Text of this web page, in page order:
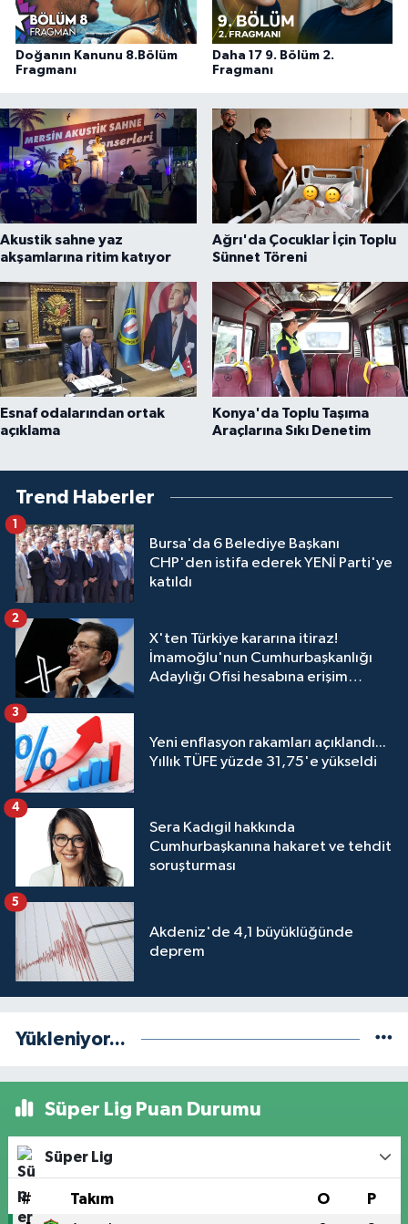
Doğanın Kanunu 8.Bölüm
Fragmanı
Daha 17 9. Bölüm 2.
Fragmanı
Akustik sahne yaz
akşamlarına ritim katıyor
Ağrı'da Çocuklar İçin Toplu
Sünnet Töreni
Esnaf odalarından ortak
açıklama
Konya'da Toplu Taşıma
Araçlarına Sıkı Denetim
Trend Haberler
Bursa'da 6 Belediye Başkanı
CHP'den istifa ederek YENİ Parti'ye
katıldı
1
X'ten Türkiye kararına itiraz!
İmamoğlu'nun Cumhurbaşkanlığı
Adaylığı Ofisi hesabına erişim
2
Yeni enflasyon rakamları açıklandı...
Yıllık TÜFE yüzde 31,75'e yükseldi
3
Sera Kadıgil hakkında
Cumhurbaşkanına hakaret ve tehdit
soruşturması
4
Akdeniz'de 4,1 büyüklüğünde
deprem
5
Yükleniyor...
Süper Lig Puan Durumu
Süper Lig
# Takım O P